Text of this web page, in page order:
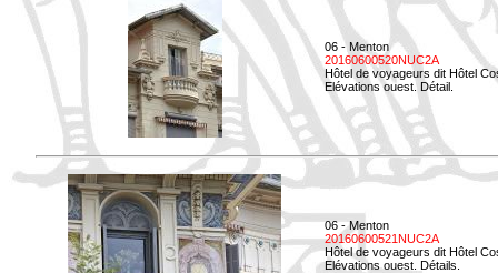
06 - Menton
20160600520NUC2A
Hôtel de voyageurs dit Hôtel
Elévations ouest. Détail.
06 - Menton
20160600521NUC2A
Hôtel de voyageurs dit Hôtel
Elévations ouest. Détails.